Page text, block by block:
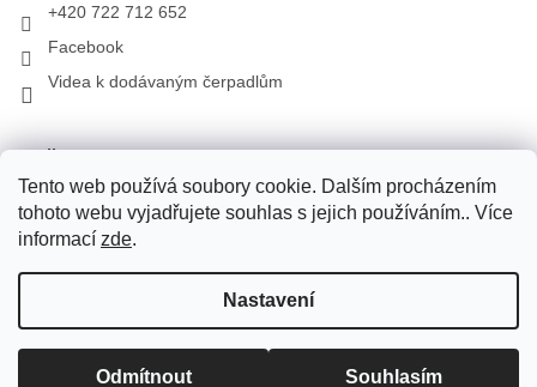
Tento web používá soubory cookie. Dalším procházením
tohoto webu vyjadřujete souhlas s jejich používáním.. Více
informací zde.
Nastavení
Odmítnout Souhlasím
přepravu zboží na Slovensko využíváme Zásilkovnu, PPL. V
případě dotazů volejte na tel.: +420 722 712 652, nebo pište na e-
mail: info@createflow.cz. Recyklační poplatek je zahrnut do ceny
produktu. Na dodané produkty, zajišťujeme záruční a pozáruční
+420 722 712 652
Facebook
Videa k dodávaným čerpadlům
Toplist
. Všechna práva vyhrazena.